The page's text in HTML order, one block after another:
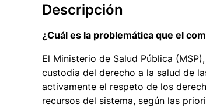
Descripción
¿Cuál es la problemática que el
El Ministerio de Salud Pública
custodia del derecho a la salud de
activamente el respeto de los
recursos del sistema, según las